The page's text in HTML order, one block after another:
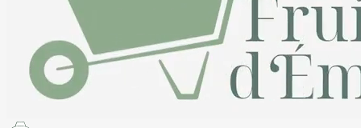
Figuier
Kaki
Nashi